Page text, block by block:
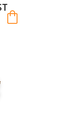
shopping_bag